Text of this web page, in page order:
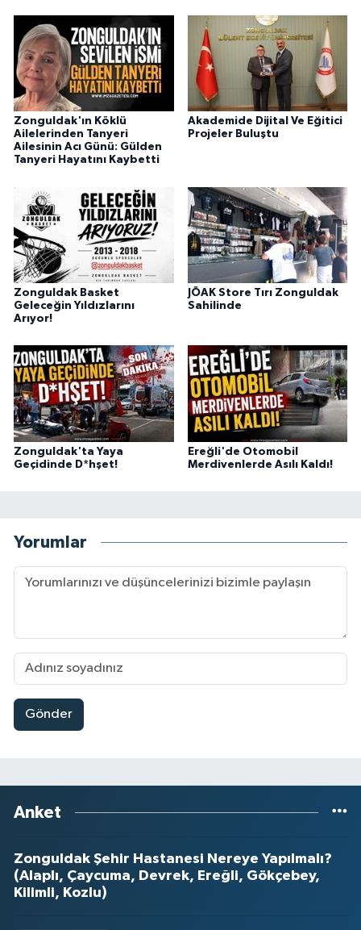
Zonguldak'ın Köklü
Ailelerinden Tanyeri
Ailesinin Acı Günü: Gülden
Tanyeri Hayatını Kaybetti
Akademide Dijital Ve Eğitici
Projeler Buluştu
Zonguldak Basket
Geleceğin Yıldızlarını
Arıyor!
JÖAK Store Tırı Zonguldak
Sahilinde
Zonguldak'ta Yaya
Geçidinde D*hşet!
Ereğli'de Otomobil
Merdivenlerde Asılı Kaldı!
Yorumlar
Gönder
Anket
Zonguldak Şehir Hastanesi Nereye Yapılmalı?
(Alaplı, Çaycuma, Devrek, Ereğli, Gökçebey,
Kilimli, Kozlu)